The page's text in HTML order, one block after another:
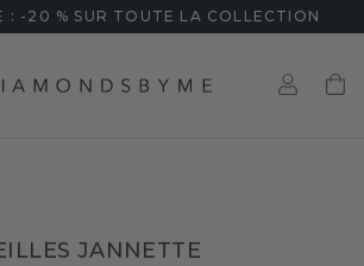
: -20 % SUR TOUTE LA COLLECTION
JANNETTE